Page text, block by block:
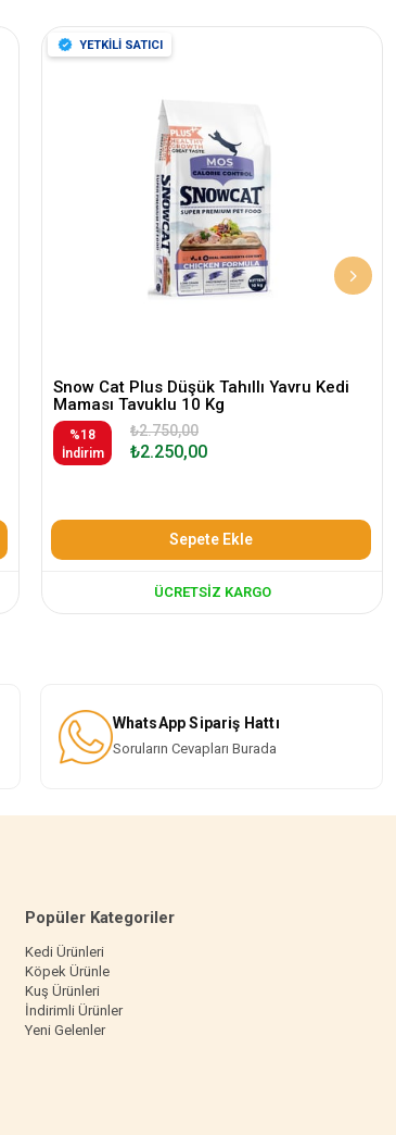
Snow Cat Plus Düşük Tahıllı Yavru Kedi
Maması Tavuklu 10 Kg
%18
İndirim
₺2.250,00
₺2.750,00
Sepete Ekle
ÜCRETSIZ KARGO
YETKİLİ SATICI
WhatsApp Sipariş Hattı
Soruların Cevapları Burada
Popüler Kategoriler
Kedi Ürünleri
Köpek Ürünle
Kuş Ürünleri
İndirimli Ürünler
Yeni Gelenler